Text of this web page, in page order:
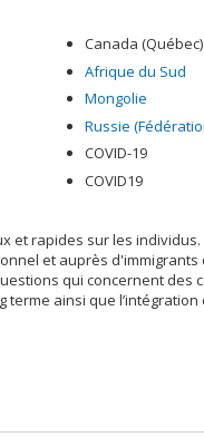
Canada (Québec)
Afrique du Sud
Mongolie
Russie
COVID-19
COVID19
et rapides sur les
et auprès
qui concernent des
ainsi que